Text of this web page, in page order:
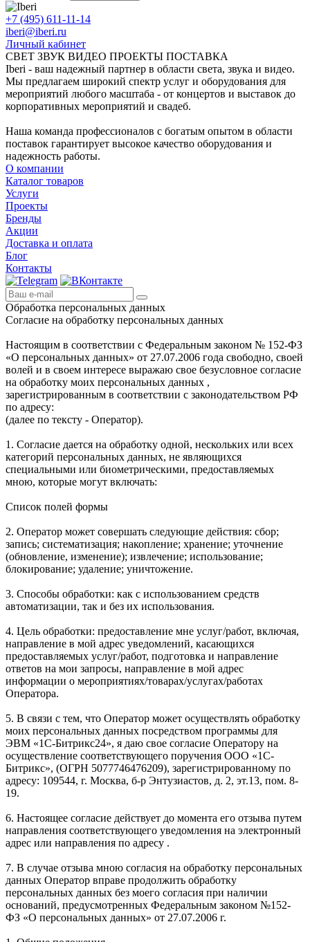
+7 (495) 611-11-14
iberi@iberi.ru
Личный кабинет
СВЕТ ЗВУК ВИДЕО ПРОЕКТЫ ПОСТАВКА
Iberi - ваш надежный партнер в области света, звука и видео.
Мы предлагаем широкий спектр услуг и оборудования для
мероприятий любого масштаба - от концертов и выставок до
корпоративных мероприятий и свадеб.
Наша команда профессионалов с богатым опытом в области
поставок гарантирует высокое качество оборудования и
надежность работы.
О компании
Каталог товаров
Услуги
Проекты
Бренды
Акции
Доставка и оплата
Блог
Контакты
Обработка персональных данных
Согласие на обработку персональных данных
Настоящим в соответствии с Федеральным законом № 152-ФЗ
«О персональных данных» от 27.07.2006 года свободно, своей
волей и в своем интересе выражаю свое безусловное согласие
на обработку моих персональных данных ,
зарегистрированным в соответствии с законодательством РФ
по адресу:
(далее по тексту - Оператор).
1. Согласие дается на обработку одной, нескольких или всех
категорий персональных данных, не являющихся
специальными или биометрическими, предоставляемых
мною, которые могут включать:
Список полей формы
2. Оператор может совершать следующие действия: сбор;
запись; систематизация; накопление; хранение; уточнение
(обновление, изменение); извлечение; использование;
блокирование; удаление; уничтожение.
3. Способы обработки: как с использованием средств
автоматизации, так и без их использования.
4. Цель обработки: предоставление мне услуг/работ, включая,
направление в мой адрес уведомлений, касающихся
предоставляемых услуг/работ, подготовка и направление
ответов на мои запросы, направление в мой адрес
информации о мероприятиях/товарах/услугах/работах
Оператора.
5. В связи с тем, что Оператор может осуществлять обработку
моих персональных данных посредством программы для
ЭВМ «1С-Битрикс24», я даю свое согласие Оператору на
осуществление соответствующего поручения ООО «1С-
Битрикс», (ОГРН 5077746476209), зарегистрированному по
адресу: 109544, г. Москва, б-р Энтузиастов, д. 2, эт.13, пом. 8-
19.
6. Настоящее согласие действует до момента его отзыва путем
направления соответствующего уведомления на электронный
адрес или направления по адресу .
7. В случае отзыва мною согласия на обработку персональных
данных Оператор вправе продолжить обработку
персональных данных без моего согласия при наличии
оснований, предусмотренных Федеральным законом №152-
ФЗ «О персональных данных» от 27.07.2006 г.